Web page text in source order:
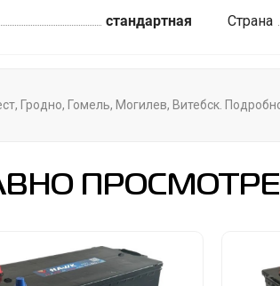
стандартная Страна
Гродно, Гомель, Могилев, Витебск.